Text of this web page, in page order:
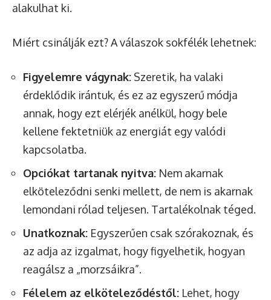
alakulhat ki.
Miért csinálják ezt? A válaszok sokfélék lehetnek:
Figyelemre vágynak: Szeretik, ha valaki
érdeklődik irántuk, és ez az egyszerű módja
annak, hogy ezt elérjék anélkül, hogy bele
kellene fektetniük az energiát egy valódi
kapcsolatba.
Opciókat tartanak nyitva: Nem akarnak
elköteleződni senki mellett, de nem is akarnak
lemondani rólad teljesen. Tartalékolnak téged.
Unatkoznak: Egyszerűen csak szórakoznak, és
az adja az izgalmat, hogy figyelhetik, hogyan
reagálsz a „morzsáikra”.
Félelem az elköteleződéstől: Lehet, hogy